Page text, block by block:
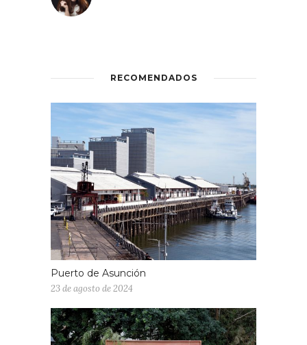
RECOMENDADOS
Puerto de Asunción
23 de agosto de 2024